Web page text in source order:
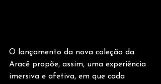
O lançamento da nova coleção da
Aracê propõe, assim, uma experiência
imersiva e afetiva, em que cada